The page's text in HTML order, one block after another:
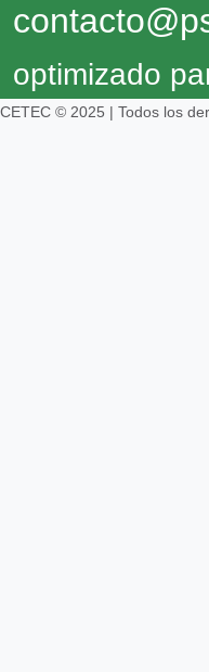
optimizado
CETEC © 2025 | Todos los